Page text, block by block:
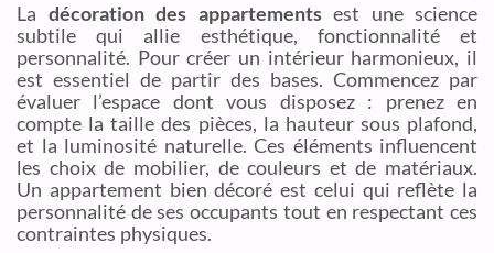
La décoration des appartementsest une science
subtile qui allie esthétique, fonctionnalité et
personnalité. Pour créer un intérieur harmonieux, il
est essentiel de partir des bases. Commencez par
évaluer l’espace dont vous disposez : prenez en
compte la taille des pièces, la hauteur sous plafond,
et la luminosité naturelle. Ces éléments influencent
les choix de mobilier, de couleurs et de matériaux.
Un appartement bien décoré est celui qui reflète la
personnalité de ses occupants tout en respectant ces
contraintes physiques.